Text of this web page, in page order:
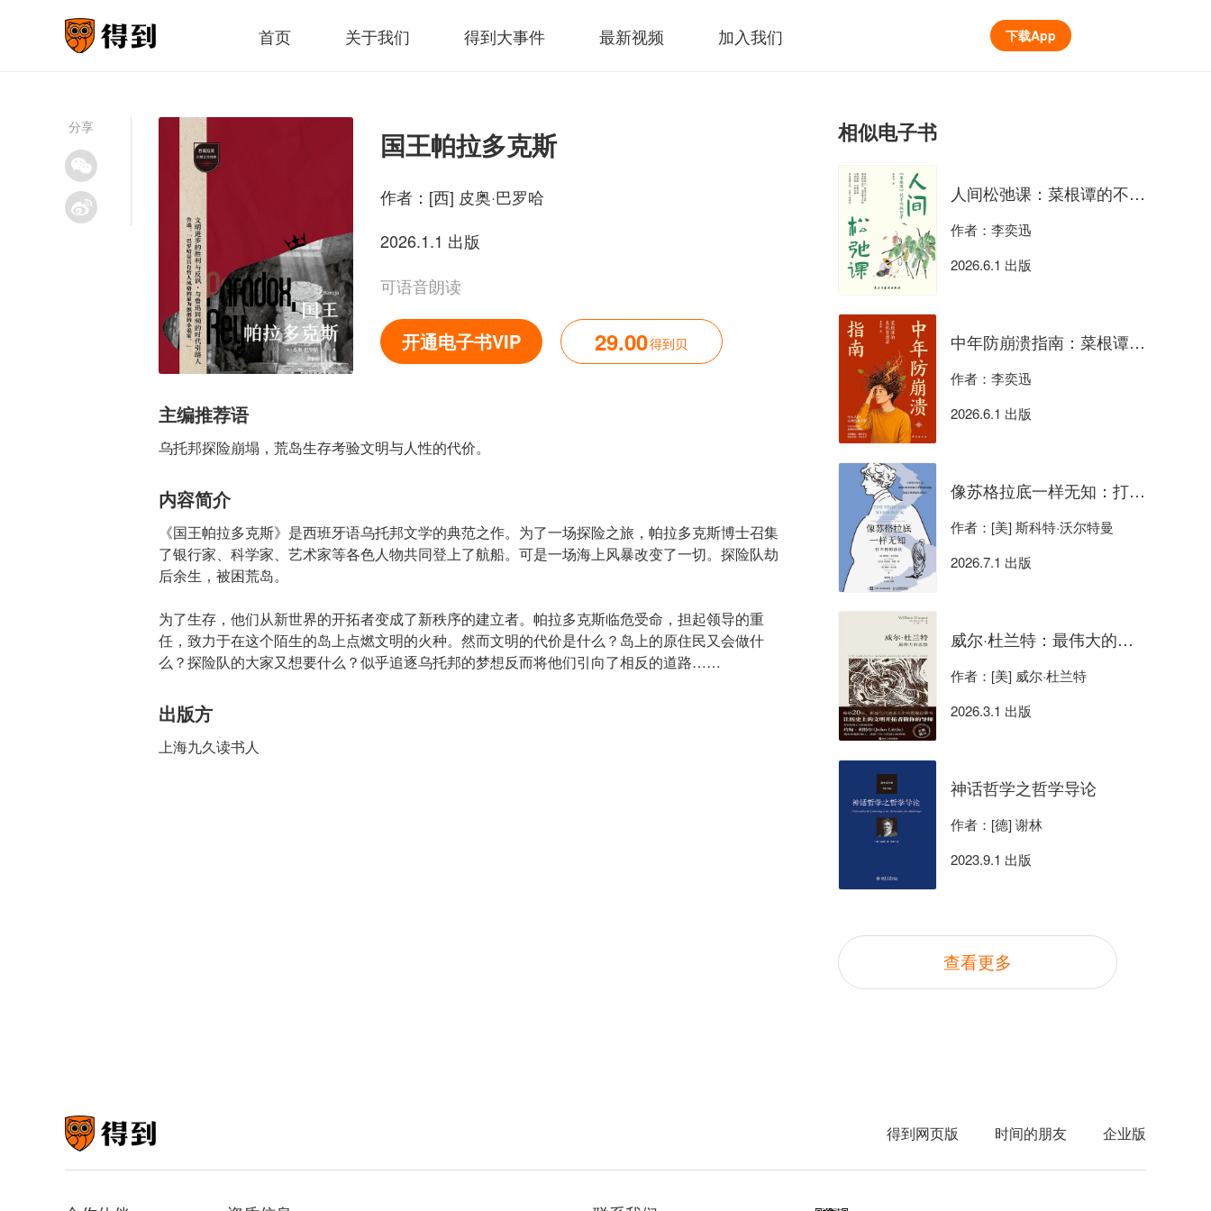
首页 关于我们 得到大事件 最新视频 加入我们 下载App
分享
国王帕拉多克斯
作者： [西] 皮奥·巴罗哈
2026.1.1 出版
可语音朗读
开通电子书VIP 29.00得到贝
主编推荐语
乌托邦探险崩塌，荒岛生存考验文明与人性的代价。
内容简介
《国王帕拉多克斯》是西班牙语乌托邦文学的典范之作。为了一场探险之旅，帕拉多克斯博士召集
了银行家、科学家、艺术家等各色人物共同登上了航船。可是一场海上风暴改变了一切。探险队劫
后余生，被困荒岛。
为了生存，他们从新世界的开拓者变成了新秩序的建立者。帕拉多克斯临危受命，担起领导的重
任，致力于在这个陌生的岛上点燃文明的火种。然而文明的代价是什么？岛上的原住民又会做什
么？探险队的大家又想要什么？似乎追逐乌托邦的梦想反而将他们引向了相反的道路……
出版方
上海九久读书人
相似电子书
人间松弛课：菜根谭的不内耗哲学
作者：李奕迅
2026.6.1 出版
中年防崩溃指南：菜根谭的危机管理学
作者：李奕迅
2026.6.1 出版
像苏格拉底一样无知：打不倒的活法
作者：[美] 斯科特·沃尔特曼
2026.7.1 出版
威尔·杜兰特：最伟大的思想
作者：[美] 威尔·杜兰特
2026.3.1 出版
神话哲学之哲学导论
作者：[德] 谢林
2023.9.1 出版
查看更多
得到网页版 时间的朋友 企业版